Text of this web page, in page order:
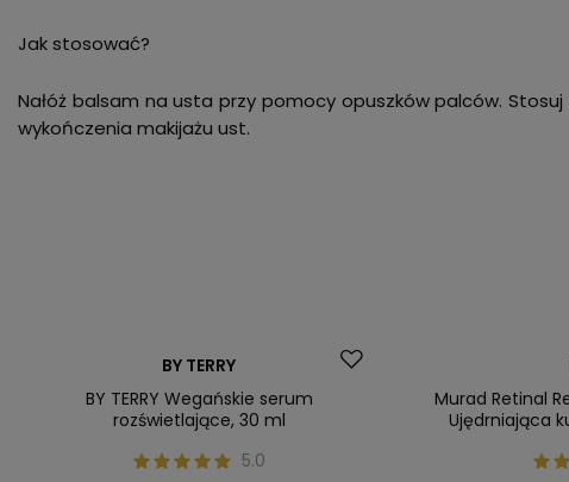
Jak stosować?
Nałóż balsam na usta przy pomocy opuszków palców.
wykończenia makijażu ust.
BY TERRY
BY TERRY Wegańskie serum
rozświetlające, 30 ml
5.0
Murad Retinal
Ujędrniająca